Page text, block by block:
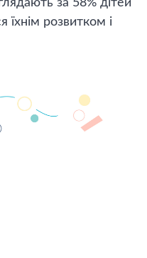
за 58% дітей
їхнім розвитком і